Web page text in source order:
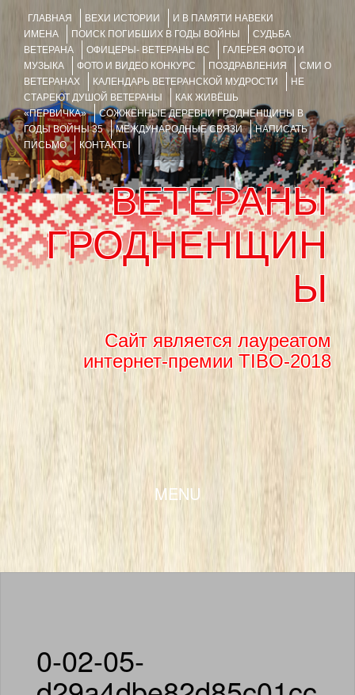
ГЛАВНАЯ ВЕХИ ИСТОРИИ
И В ПАМЯТИ НАВЕКИ
ИМЕНА
ПОИСК ПОГИБШИХ В ГОДЫ ВОЙНЫ
СУДЬБА
ВЕТЕРАНА
ОФИЦЕРЫ- ВЕТЕРАНЫ ВС
ГАЛЕРЕЯ ФОТО И
МУЗЫКА
ФОТО И ВИДЕО КОНКУРС ПОЗДРАВЛЕНИЯ
СМИ О
ВЕТЕРАНАХ
КАЛЕНДАРЬ ВЕТЕРАНСКОЙ МУДРОСТИ
НЕ
СТАРЕЮТ ДУШОЙ ВЕТЕРАНЫ
КАК ЖИВЁШЬ
«ПЕРВИЧКА»
СОЖЖЁННЫЕ ДЕРЕВНИ ГРОДНЕНЩИНЫ В
ГОДЫ ВОЙНЫ 35
МЕЖДУНАРОДНЫЕ СВЯЗИ
НАПИСАТЬ
ПИСЬМО
КОНТАКТЫ
ВЕТЕРАНЫ
ГРОДНЕНЩИН
Ы
Сайт является лауреатом
интернет-премии TIBO-2018
MENU
0-02-05-